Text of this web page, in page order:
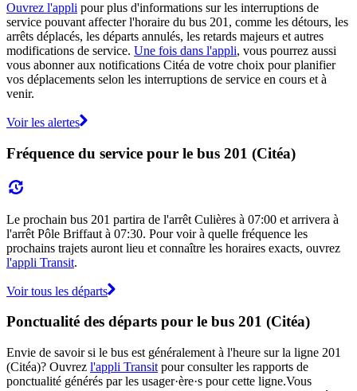
Ouvrez l'appli pour plus d'informations sur les interruptions de
service pouvant affecter l'horaire du bus 201, comme les détours, les
arrêts déplacés, les départs annulés, les retards majeurs et autres
modifications de service. Une fois dans l'appli, vous pourrez aussi
vous abonner aux notifications Citéa de votre choix pour planifier
vos déplacements selon les interruptions de service en cours et à
venir.
Voir les alertes
Fréquence du service pour le bus 201 (Citéa)
Le prochain bus 201 partira de l'arrêt Culières à 07:00 et arrivera à
l'arrêt Pôle Briffaut à 07:30. Pour voir à quelle fréquence les
prochains trajets auront lieu et connaître les horaires exacts, ouvrez
l'appli Transit.
Voir tous les départs
Ponctualité des départs pour le bus 201 (Citéa)
Envie de savoir si le bus est généralement à l'heure sur la ligne 201
(Citéa)? Ouvrez l'appli Transit pour consulter les rapports de
ponctualité générés par les usager·ère·s pour cette ligne.Vous